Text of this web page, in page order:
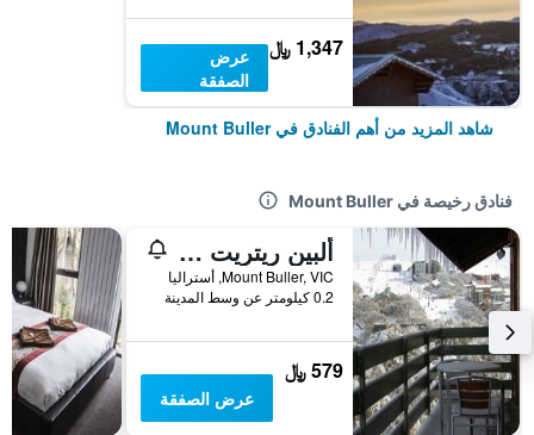
1,347 ﷼
عرض
الصفقة
شاهد المزيد من أهم الفنادق في Mount Buller
فنادق رخيصة في Mount Buller
ألبين ريتريت ماونتن بولر
Mount Buller, VIC, أستراليا
0.2 كيلومتر عن وسط المدينة
579 ﷼
عرض الصفقة